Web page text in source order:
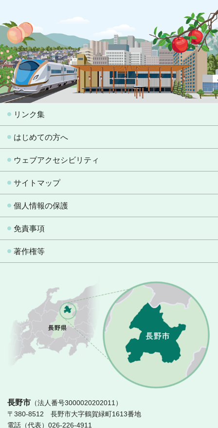
リンク集
はじめての方へ
ウェブアクセシビリティ
サイトマップ
個人情報の保護
免責事項
著作権等
長野市 （法人番号3000020202011）
〒380-8512 長野市大字鶴賀緑町1613番地
電話（代表）026-226-4911